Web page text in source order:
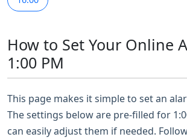
How to Set Your Online
1:00 PM
This page makes it simple to set an
The settings below are pre-filled for
can easily adjust them if needed.